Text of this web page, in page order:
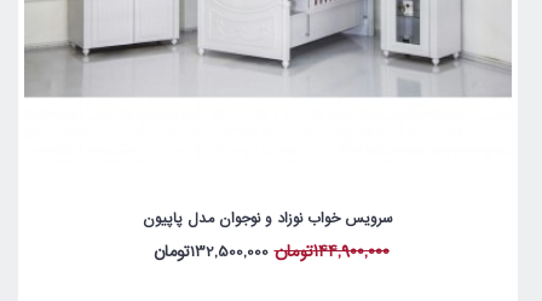
سرویس خواب نوزاد و نوجوان مدل پاپیون
144,900,000تومان 132,500,000تومان